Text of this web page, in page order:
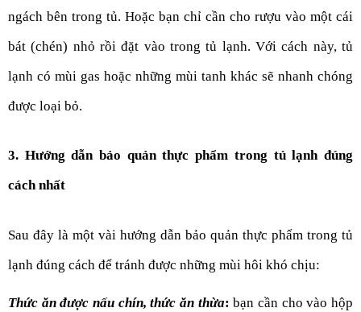
ngách bên trong tủ. Hoặc bạn chỉ cần cho rượu vào một cái
bát (chén) nhỏ rồi đặt vào trong tủ lạnh. Với cách này, tủ
lạnh có mùi gas hoặc những mùi tanh khác sẽ nhanh chóng
được loại bỏ.
3. Hướng dẫn bảo quản thực phẩm trong tủ lạnh đúng
cách nhất
Sau đây là một vài hướng dẫn bảo quản thực phẩm trong tủ
lạnh đúng cách để tránh được những mùi hôi khó chịu:
Thức ăn được nấu chín, thức ăn thừa: bạn cần cho vào hộp